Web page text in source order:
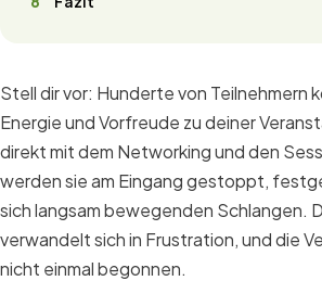
Stell dir vor: Hunderte von Teilnehmern
Energie und Vorfreude zu deiner
direkt mit dem Networking und den
werden sie am Eingang gestoppt,
sich langsam bewegenden Schlangen.
verwandelt sich in Frustration, und die
nicht einmal begonnen.